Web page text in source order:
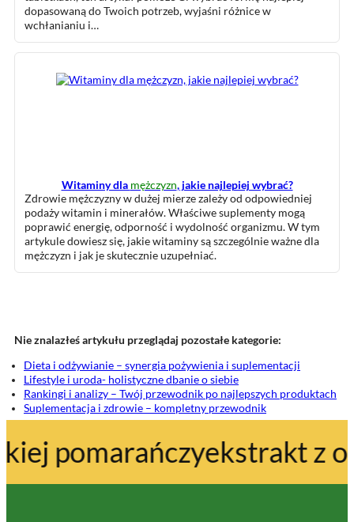
dopasowaną do Twoich potrzeb, wyjaśni różnice w
wchłanianiu i…
Witaminy dla mężczyzn, jakie najlepiej wybrać?
Zdrowie mężczyzny w dużej mierze zależy od odpowiedniej
podaży witamin i minerałów. Właściwe suplementy mogą
poprawić energię, odporność i wydolność organizmu. W tym
artykule dowiesz się, jakie witaminy są szczególnie ważne dla
mężczyzn i jak je skutecznie uzupełniać.
Nie znalazłeś artykułu przeglądaj pozostałe kategorie:
Dieta i odżywianie – synergia pożywienia i suplementacji
Lifestyle i uroda- holistyczne dbanie o siebie
Rankingi i analizy – Twój przewodnik po najlepszych produktach
Suplementacja i zdrowie – kompletny przewodnik
ekstrakt z